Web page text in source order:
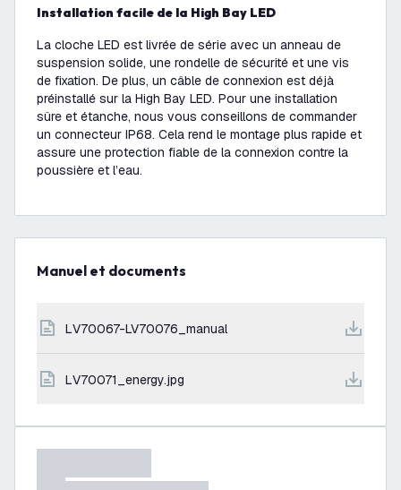
Installation facile de la High Bay LED
La cloche LED est livrée de série avec un anneau de
suspension solide, une rondelle de sécurité et une vis
de fixation. De plus, un câble de connexion est déjà
préinstallé sur la High Bay LED. Pour une installation
sûre et étanche, nous vous conseillons de commander
un connecteur IP68. Cela rend le montage plus rapide et
assure une protection fiable de la connexion contre la
poussière et l’eau.
Manuel et documents
LV70067-LV70076_manual
LV70071_energy.jpg